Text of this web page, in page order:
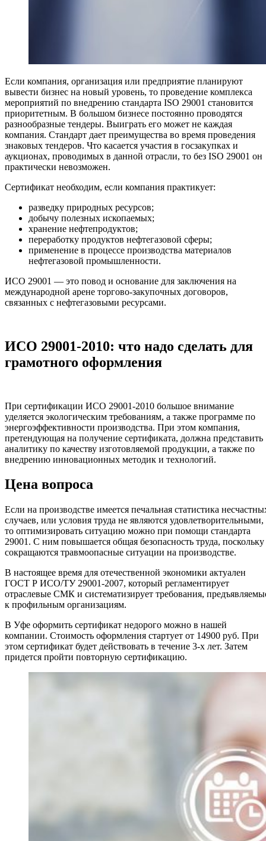
Если компания, организация или предприятие планируют
вывести бизнес на новый уровень, то проведение комплекса
мероприятий по внедрению стандарта ISO 29001 становится
приоритетным. В большом бизнесе постоянно проводятся
разнообразные тендеры. Выиграть его может не каждая
компания. Стандарт дает преимущества во время проведения
знаковых тендеров. Что касается участия в госзакупках и
аукционах, проводимых в данной отрасли, то без ISO 29001 он
практически невозможен.
Сертификат необходим, если компания практикует:
разведку природных ресурсов;
добычу полезных ископаемых;
хранение нефтепродуктов;
переработку продуктов нефтегазовой сферы;
применение в процессе производства материалов
нефтегазовой промышленности.
ИСО 29001 — это повод и основание для заключения на
международной арене торгово-закупочных договоров,
связанных с нефтегазовыми ресурсами.
ИСО 29001-2010: что надо сделать для
грамотного оформления
При сертификации ИСО 29001-2010 большое внимание
уделяется экологическим требованиям, а также программе по
энергоэффективности производства. При этом компания,
претендующая на получение сертификата, должна представить
аналитику по качеству изготовляемой продукции, а также по
внедрению инновационных методик и технологий.
Цена вопроса
Если на производстве имеется печальная статистика
случаев, или условия труда не являются удовлетворительными,
то оптимизировать ситуацию можно при помощи стандарта
29001. С ним повышается общая безопасность труда, поскольку
сокращаются травмоопасные ситуации на производстве.
В настоящее время для отечественной экономики актуален
ГОСТ Р ИСО/ТУ 29001-2007, который регламентирует
отраслевые СМК и систематизирует требования,
к профильным организациям.
В Уфе оформить сертификат недорого можно в нашей
компании. Стоимость оформления стартует от 14900 руб. При
этом сертификат будет действовать в течение 3-х лет. Затем
придется пройти повторную сертификацию.